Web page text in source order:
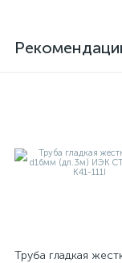
Труба гладкая